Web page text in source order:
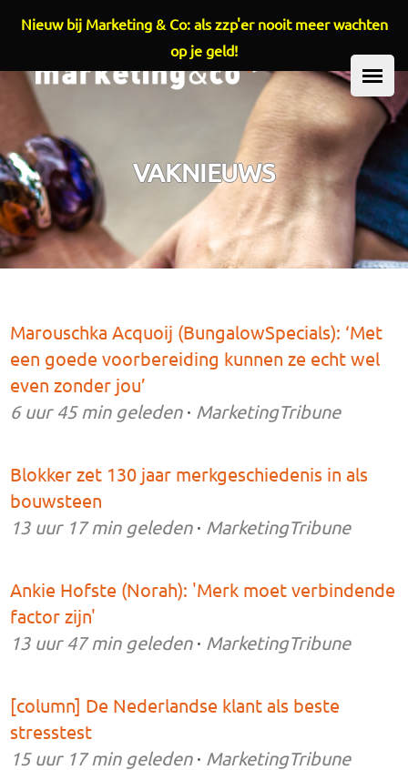
Overslaan en naar de inhoud gaan
HOOFDMENU
VAKNIEUWS
Marouschka Acquoij (BungalowSpecials): ‘Met
een goede voorbereiding kunnen ze echt wel
even zonder jou’
6 uur 45 mingeleden · MarketingTribune
Blokker zet 130 jaar merkgeschiedenis in als
bouwsteen
13 uur 17 mingeleden · MarketingTribune
Ankie Hofste (Norah): 'Merk moet verbindende
factor zijn'
13 uur 47 mingeleden · MarketingTribune
[column] De Nederlandse klant als beste
stresstest
15 uur 17 mingeleden · MarketingTribune
Nieuw bij Marketing & Co: als zzp'er nooit meer wachten
op je geld!